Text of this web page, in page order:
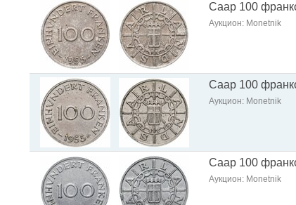
Саар 100
Аукцион: Monetnik
Саар 100
Аукцион: Monetnik
Саар 100
Аукцион: Monetnik